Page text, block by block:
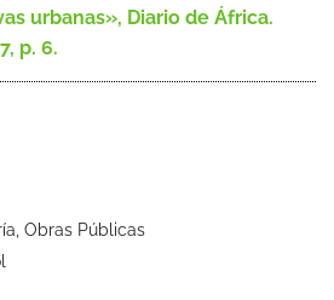
urbanas», Diario de África.
p. 6.
Obras Públicas